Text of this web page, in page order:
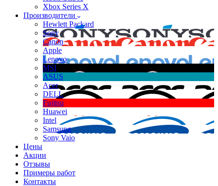
Xbox Series X
Производители
Hewlett Packard
Sony
Canon
Apple
Lenovo
MSI
ASUS
Acer
DELL
Fujitsu
Huawei
Intel
Samsung
Sony Vaio
Цены
Акции
Отзывы
Примеры работ
Контакты